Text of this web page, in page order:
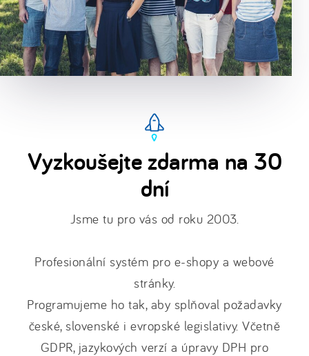
Vyzkoušejte zdarma na 30
dní
Jsme tu pro vás od roku 2003.
Profesionální systém pro e-shopy a webové
stránky.
Programujeme ho tak, aby splňoval požadavky
české, slovenské i evropské legislativy. Včetně
GDPR, jazykových verzí a úpravy DPH pro